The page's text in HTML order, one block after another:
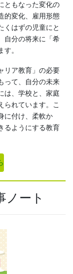
ともなった変化の
的変化、雇用形態
くはずの児童にと
自分の将来に「希
。
リア教育」の必要
って、自分の未来
は、学校と、家庭
られています。こ
に付け、柔軟か
るようにする教育
ノート